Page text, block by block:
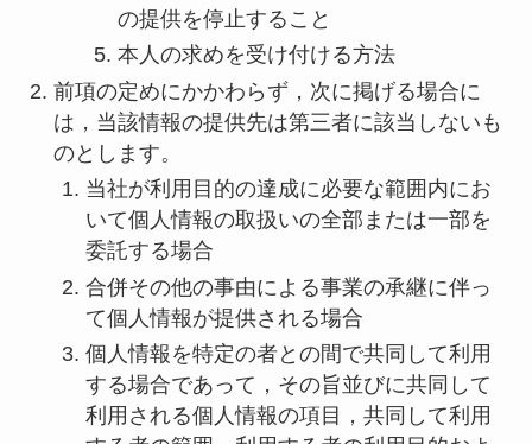
の提供を停止すること
本人の求めを受け付ける方法
前項の定めにかかわらず，次に掲げる場合に
は，当該情報の提供先は第三者に該当しないも
のとします。
当社が利用目的の達成に必要な範囲内にお
いて個人情報の取扱いの全部または一部を
委託する場合
合併その他の事由による事業の承継に伴っ
て個人情報が提供される場合
個人情報を特定の者との間で共同して利用
する場合であって，その旨並びに共同して
利用される個人情報の項目，共同して利用